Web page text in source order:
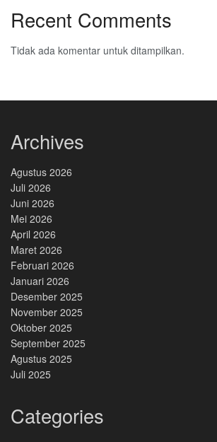
Recent Comments
Tidak ada komentar untuk ditampilkan.
Archives
Agustus 2026
Juli 2026
Juni 2026
Mei 2026
April 2026
Maret 2026
Februari 2026
Januari 2026
Desember 2025
November 2025
Oktober 2025
September 2025
Agustus 2025
Juli 2025
Categories